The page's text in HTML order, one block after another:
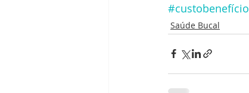
#custobenefício
Saúde Bucal